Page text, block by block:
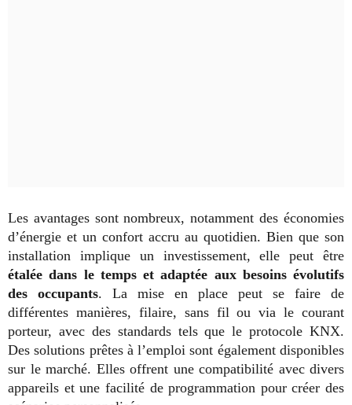
Les avantages sont nombreux, notamment des économies
d’énergie et un confort accru au quotidien. Bien que son
installation implique un investissement, elle peut être
étalée dans le temps et adaptée aux besoins évolutifs
des occupants. La mise en place peut se faire de
différentes manières, filaire, sans fil ou via le courant
porteur, avec des standards tels que le protocole KNX.
Des solutions prêtes à l’emploi sont également disponibles
sur le marché. Elles offrent une compatibilité avec divers
appareils et une facilité de programmation pour créer des